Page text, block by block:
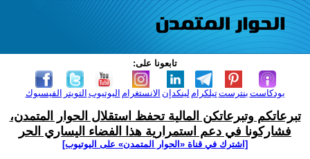
تابعونا على:
الفيسبوك التويتر اليوتيوب الانستغرام لينكدإن تيلكرامبنترست بودكاست
تبرعاتكم وتبرعاتكن المالية تحفظ استقلال الحوار المتمدن،
فشاركونا في دعم استمرارية هذا الفضاء اليساري الحر
[اشترك في قناة ‫«الحوار المتمدن» على اليوتيوب]